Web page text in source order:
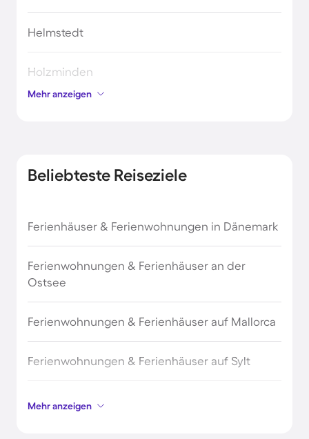
Hannover
Isernhagen
Laatzen
Lehre
Lehrte
Linden-Limmer
Mitte
Helmstedt
Holzminden
Nienburg/Weser
Northeim
Mehr anzeigen
Beliebteste Reiseziele
Ferienhäuser & Ferienwohnungen in Dänemark
Ferienwohnungen & Ferienhäuser an der
Ostsee
Ferienwohnungen & Ferienhäuser auf Mallorca
Ferienwohnungen & Ferienhäuser auf Sylt
Ferienwohnungen & Ferienhäuser auf Borkum
Mehr anzeigen